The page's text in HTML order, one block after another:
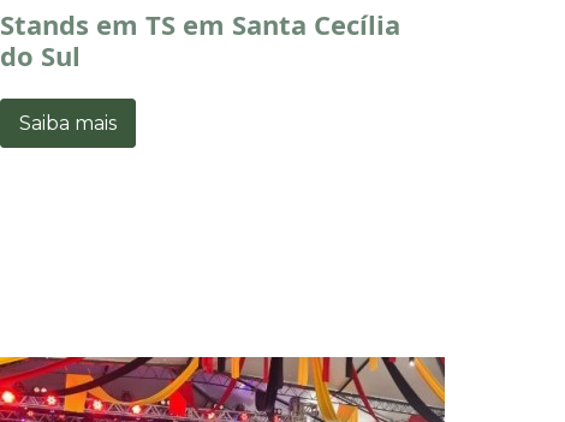
Stands em TS em Santa Cecília
do Sul
Saiba mais